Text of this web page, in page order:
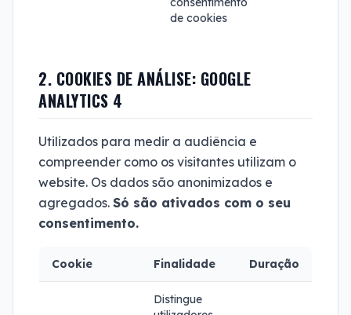
de cookies
2. COOKIES DE ANÁLISE: GOOGLE
ANALYTICS 4
Utilizados para medir a audiência e
compreender como os visitantes utilizam o
website. Os dados são anonimizados e
agregados. Só são ativados com o seu
consentimento.
Cookie Finalidade Duração
Distingue